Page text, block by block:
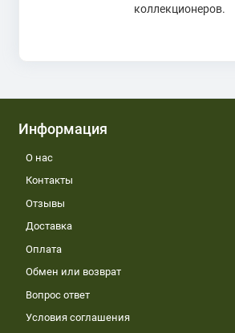
коллекционеров.
Информация
О нас
Контакты
Отзывы
Доставка
Оплата
Обмен или возврат
Вопрос ответ
Условия соглашения